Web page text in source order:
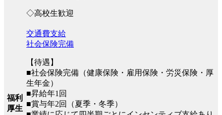
◇高校生歓迎
福利
厚生
交通費支給
社会保険完備
【待遇】
■社会保険完備（健康保険・雇用保険・労災保険・厚
生年金）
■昇給年1回
■賞与年2回（夏季・冬季）